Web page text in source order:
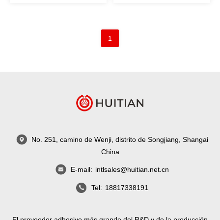
1
No. 251, camino de Wenji, distrito de Songjiang, Shangai
China
E-mail: intlsales@huitian.net.cn
Tel: 18817338191